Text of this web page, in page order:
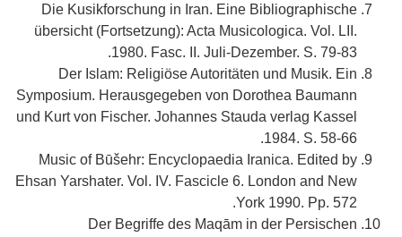
Die Kusikforschung in Iran. Eine Bibliographische
übersicht (Fortsetzung): Acta Musicologica. Vol. LII.
1980. Fasc. II. Juli-Dezember. S. 79-83.
Der Islam: Religiöse Autoritäten und Musik. Ein
Symposium. Herausgegeben von Dorothea Baumann
und Kurt von Fischer. Johannes Stauda verlag Kassel
1984. S. 58-66.
Music of Būšehr: Encyclopaedia Iranica. Edited by
Ehsan Yarshater. Vol. IV. Fascicle 6. London and New
York 1990. Pp. 572.
Der Begriffe des Maqām in der Persischen